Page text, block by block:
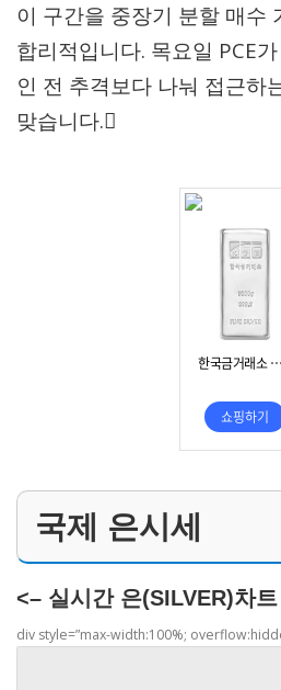
이 구간을 중장기 분할 매수
합리적입니다. 목요일 PCE
인 전 추격보다 나눠 접근하
맞습니다.
국제 은시세
<– 실시간 은(SILVER)차
div style=”max-width:100%;